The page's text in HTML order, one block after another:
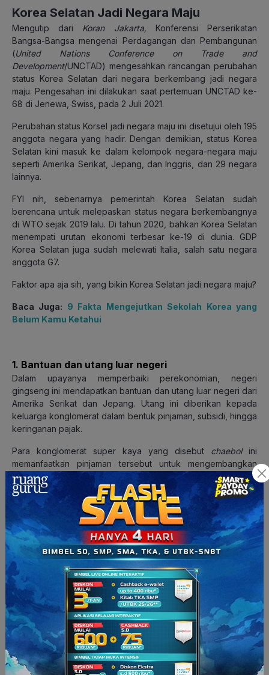
Korea Selatan Jadi Negara Maju
Mengutip dari Koran Jakarta, Konferensi Perserikatan
Bangsa-Bangsa mengenai Perdagangan dan Pembangunan
(United Nations Conference on Trade and
Development/UNCTAD) mengesahkan rancangan perubahan
status Korea Selatan dari negara berkembang jadi negara
maju. Pengesahan ini dilakukan saat pertemuan UNCTAD ke-
68 di Jenewa, Swiss, pada 2 Juli 2021.
Perubahan status Korsel jadi negara maju ini disetujui oleh 195
anggota negara yang hadir. Dengan demikian, status Korea
Selatan kini masuk ke dalam kelompok negara-negara maju
seperti Amerika Serikat, Jepang, dan Inggris, dan 29 negara
lainnya.
FYI nih, sebenarnya pemerintah Korea Selatan sudah
berencana untuk melepaskan status negara berkembangnya
di WTO sejak 2019 lalu. Di tahun 2020, bahkan Korea Selatan
menempati urutan ekonomi terbesar ke-19 di dunia. GDP
Korea Selatan juga sudah melewati Italia, salah satu negara
anggota G7.
Faktor apa aja sih, yang bikin Korea Selatan jadi negara maju?
Baca Juga: 9 Fakta Mengejutkan Sekolah Korea yang
Belum Kamu Ketahui
1. Bantuan dan utang luar negeri
Dalam upayanya memperbaiki perekonomian, negeri
gingseng ini mendapatkan bantuan dan utang luar negeri dari
Amerika Serikat dan Jepang. Utang ini diberikan kepada
keluarga konglomerat dalam bentuk pinjaman, subsidi, hingga
keringanan pajak.
Para konglomerat super kaya yang disebut chaebol ini
memanfaatkan pinjaman tersebut untuk mengembangkan
usaha mereka. Hal ini tentu memberikan dampak positif
terhadap ekonomi Korea Selatan.
guys,hingga saat ini, empat grup konglomerat
Korea Selatan yang berperan banyak terhadap GDP yaitu
Samsung, Hyundai Motor, SK, dan LG, loh! Bahkan pada tahun
2021 kemarin, empat grup tersebut berhasil memberikan
sumbangan 778 triliun won GDP Korea Selatan.
2. Meningkatkan kualitas sumber daya manusia
Hal lain yang menjadi fokus Korea Selatan dalam upaya
bangkit dari keterpurukan adalah peningkatan kualitas
sumber daya manusianya. Mereka percaya bahwa untuk bisa
bangkit, tidak bisa hanya memperbaiki sektor ekonomi saja.